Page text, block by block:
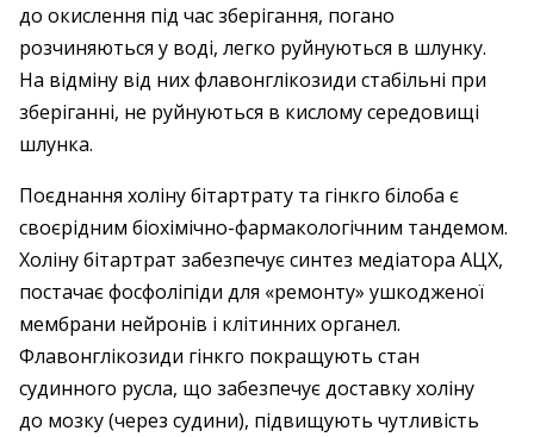
до окислення під час зберігання, погано
розчиняються у воді, легко руйнуються в шлунку.
На відміну від них флавонглікозиди стабільні при
зберіганні, не руйнуються в кислому середовищі
шлунка.
Поєднання холіну бітартрату та гінкго білоба є
своєрідним біохімічно-фармакологічним тандемом.
Холіну бітартрат забезпечує синтез медіатора АЦХ,
постачає фосфоліпіди для «ремонту» ушкодженої
мембрани нейронів і клітинних органел.
Флавонглікозиди гінкго покращують стан
судинного русла, що забезпечує доставку холіну
до мозку (через судини), підвищують чутливість